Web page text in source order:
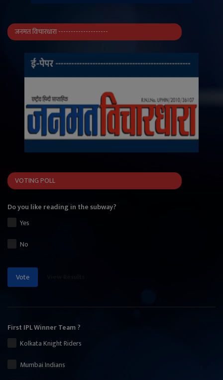
जनमत विचारधारा --------------------
VOTING POLL
Do you like reading in the subway?
Yes
No
Vote
First IPL Winner Team ?
Kolkata Knight Riders
Mumbai Indians